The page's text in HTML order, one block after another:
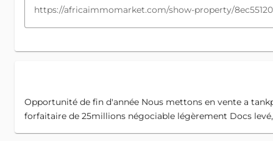
Opportunité de fin d'année Nous mettons en vente a
forfaitaire de 25millions négociable légèrement Docs